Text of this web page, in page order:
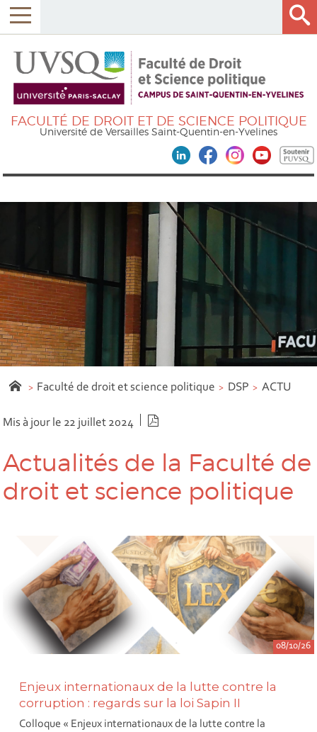
FACULTÉ DE DROIT ET DE SCIENCE POLITIQUE
Université de Versailles Saint-Quentin-en-Yvelines
Faculté de droit et science politique DSP ACTU
Mis à jour le 22 juillet 2024
Actualités de la Faculté de
droit et science politique
08/10/26
Enjeux internationaux de la lutte contre la
corruption : regards sur la loi Sapin II
Colloque « Enjeux internationaux de la lutte contre la